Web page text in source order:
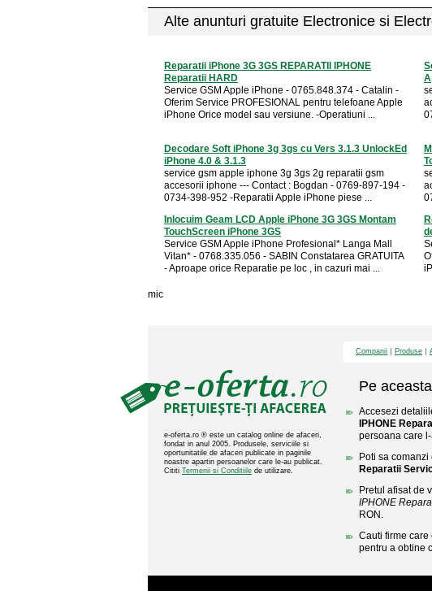
Alte anunturi gratuite Electronice si
Reparatii iPhone 3G 3GS REPARATII IPHONE
Reparatii HARD
Service GSM Apple iPhone - 0765.848.374 - Catalin -
Oferim Service PROFESIONAL pentru telefoane Apple
iPhone Orice model sau versiune. -Operatiuni ...
Decodare Soft iPhone 3g 3gs cu Vers 3.1.3 UnlockEd
iPhone 4.0 & 3.1.3
service gsm apple iphone 3g 3gs 2g reparatii gsm
accesorii iphone --- Contact : Bogdan - 0769-897-194 -
0734-398-952 -Reparatii Apple iPhone piese ...
Inlocuim Geam LCD Apple iPhone 3G 3GS Montam
TouchScreen iPhone 3GS
Service GSM Apple iPhone Profesional* Langa Mall
Vitan* - 0768.335.056 - SABIN Constatarea GRATUITA
- Aproape orice Reparatie pe loc , in cazuri mai ...
mic
e-oferta.ro ® este un catalog online de afaceri,
fondat in anul 2005. Produsele, serviciile si
oportunitatile de afaceri publicate in paginile
noastre apartin persoanelor care le-au publicat.
Cititi Termenii si Conditiile de utilizare.
Companii Produse
Pe
Accesezi
IPHONE
persoana care
Poti sa comanzi
Reparatii
Pretul afisat de
IPHONE
RON.
Cauti firme
pentru a obtine